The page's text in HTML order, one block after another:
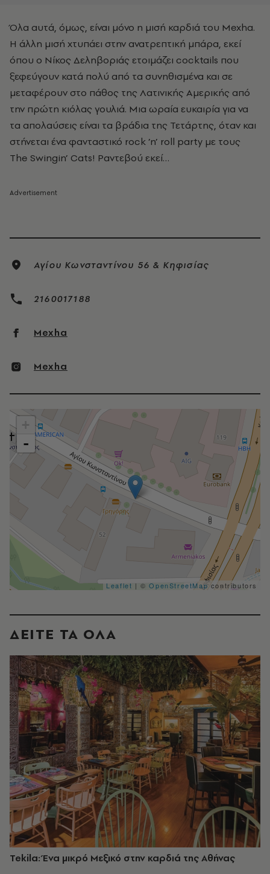
Όλα αυτά, όμως, είναι μόνο η μισή καρδιά του Mexha.
Η άλλη μισή χτυπάει στην ανατρεπτική μπάρα, εκεί
όπου ο Νίκος Δεληβοριάς ετοιμάζει cocktails που
ξεφεύγουν κατά πολύ από τα συνηθισμένα και σε
μεταφέρουν στο πάθος της Λατινικής Αμερικής από
την πρώτη κιόλας γουλιά. Μια ωραία ευκαιρία για να
τα απολαύσεις είναι τα βράδια της Τετάρτης, όταν και
στήνεται ένα φανταστικό rock ’n’ roll party με τους
The Swingin’ Cats! Ραντεβού εκεί…
Αγίου Κωνσταντίνου 56 & Κηφισίας
2160017188
Mexha
Mexha
-
Leaflet | ©OpenStreetMapcontributors
ΔΕΙΤΕ ΤΑ ΟΛΑ
Tekila: Ένα μικρό Μεξικό στην καρδιά της Αθήνας